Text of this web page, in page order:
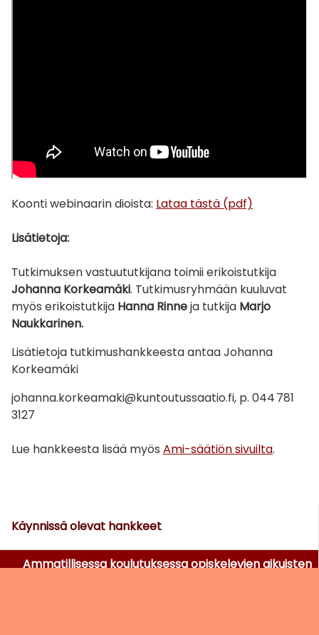
Koonti webinaarin dioista: Lataa tästä (pdf)
Lisätietoja:
Tutkimuksen vastuututkijana toimii erikoistutkija
Johanna Korkeamäki. Tutkimusryhmään kuuluvat
myös erikoistutkija Hanna Rinneja tutkija Marjo
Naukkarinen.
Lisätietoja tutkimushankkeesta antaa Johanna
Korkeamäki
johanna.korkeamaki@kuntoutussaatio.fi, p. 044 781
3127
Lue hankkeesta lisää myös Ami-säätiön sivuilta​.
Käynnissä olevat hankkeet
Ammatillisessa koulutuksessa opiskelevien aikuisten